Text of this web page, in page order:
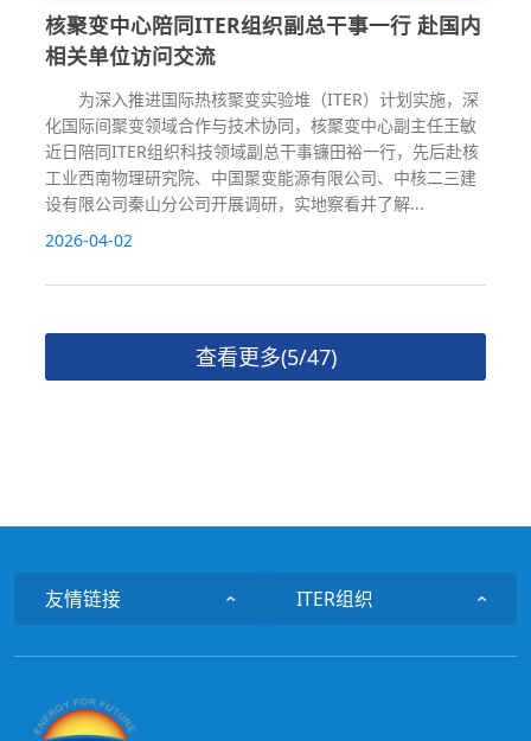
核聚变中心陪同ITER组织副总干事一行 赴国内
相关单位访问交流
为深入推进国际热核聚变实验堆（ITER）计划实施，深
化国际间聚变领域合作与技术协同，核聚变中心副主任王敏
近日陪同ITER组织科技领域副总干事镰田裕一行，先后赴核
工业西南物理研究院、中国聚变能源有限公司、中核二三建
设有限公司秦山分公司开展调研，实地察看并了解...
2026-04-02
查看更多(5/47)
友情链接 ITER组织